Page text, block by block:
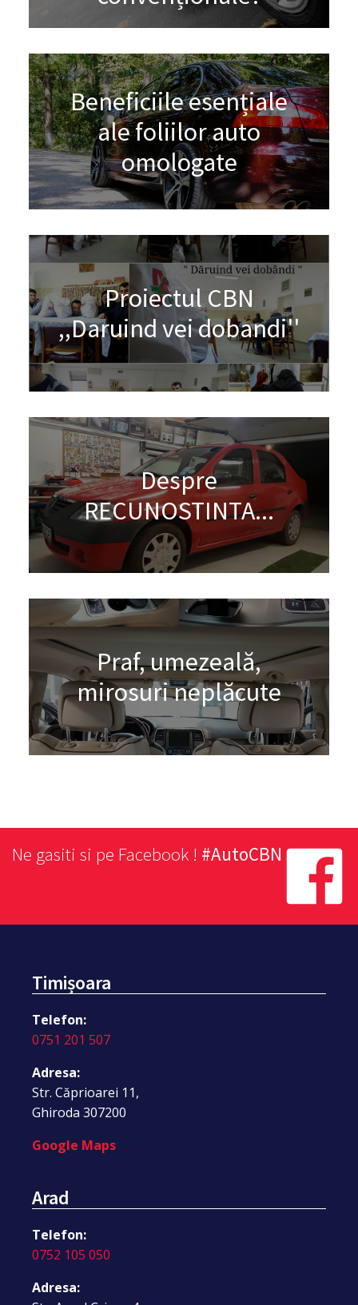
Beneficiile esențiale
ale foliilor auto
omologate
Proiectul CBN
,,Daruind vei dobandi''
Despre
RECUNOSTINTA...
Praf, umezeală,
mirosuri neplăcute
Ne gasiti si pe Facebook ! #AutoCBN
Timișoara
Telefon:
0751 201 507
Adresa:
Str. Căprioarei 11,
Ghiroda 307200
Google Maps
Arad
Telefon:
0752 105 050
Adresa: